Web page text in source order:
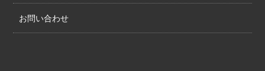
お問い合わせ